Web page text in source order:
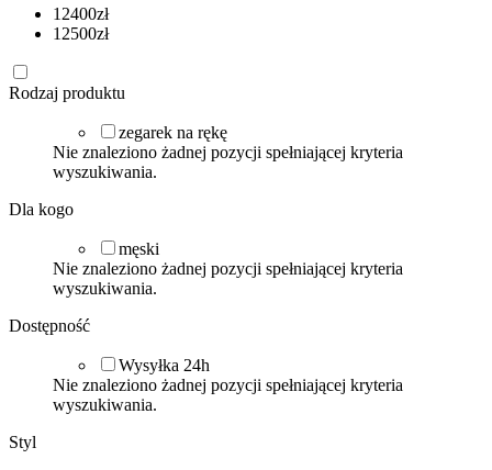
12400zł
12500zł
Rodzaj produktu
zegarek na rękę
Nie znaleziono żadnej pozycji spełniającej kryteria
wyszukiwania.
Dla kogo
męski
Nie znaleziono żadnej pozycji spełniającej kryteria
wyszukiwania.
Dostępność
Wysyłka 24h
Nie znaleziono żadnej pozycji spełniającej kryteria
wyszukiwania.
Styl